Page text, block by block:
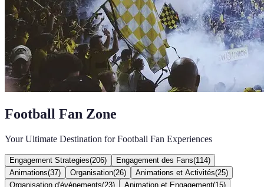
Football Fan Zone
Your Ultimate Destination for Football Fan Experiences
Engagement Strategies(206) Engagement des Fans(114)
Animations(37) Organisation(26) Animations et Activités(25)
Organisation d'événements(23) Animation et Engagement(15)